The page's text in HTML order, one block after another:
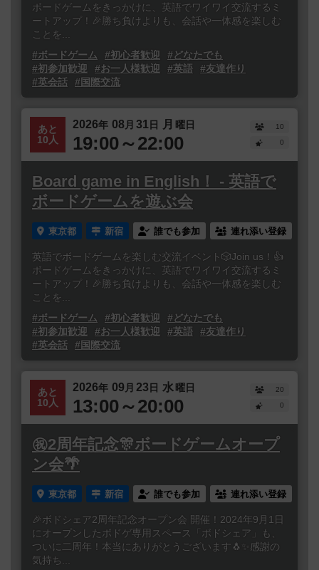
ボードゲームをきっかけに、英語でワイワイ交流するミ
ートアップ！🎉勝ち負けよりも、会話や一体感を楽しむ
ことを...
#ボードゲーム
#初心者歓迎
#どなたでも
#初参加歓迎
#お一人様歓迎 #英語
#友達作り
#英会話
#国際交流
あと
10人
2026年 08 月 31日 月 曜日
19:00～22:00
10
0
Board game in English！ - 英語で
ボードゲームを遊ぶ会
東京都 新宿 誰でも参加 連れ添い登録
英語でボードゲームを楽しむ交流イベント🎲Join us！👍
ボードゲームをきっかけに、英語でワイワイ交流するミ
ートアップ！🎉勝ち負けよりも、会話や一体感を楽しむ
ことを...
#ボードゲーム
#初心者歓迎
#どなたでも
#初参加歓迎
#お一人様歓迎 #英語
#友達作り
#英会話
#国際交流
あと
10人
2026年 09 月 23日 水曜日
13:00～20:00
20
0
㊗️2周年記念🎊ボードゲームオープ
ン会🌴
東京都 新宿 誰でも参加 連れ添い登録
🎉ボドシェア2周年記念オープン会 開催！2024年9月1日
にオープンしたボドゲ専用スペース「ボドシェア」も、
ついに二周年！本当にありがとうございます🐧✨感謝の
気持ち...